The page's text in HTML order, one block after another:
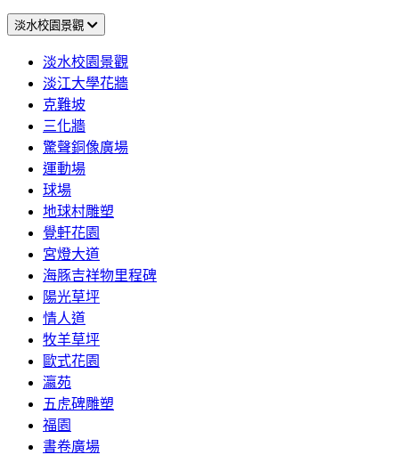
淡水校園景觀
淡水校園景觀
淡江大學花牆
克難坡
三化牆
驚聲銅像廣場
運動場
球場
地球村雕塑
覺軒花園
宮燈大道
海豚吉祥物里程碑
陽光草坪
情人道
牧羊草坪
歐式花園
瀛苑
五虎碑雕塑
福園
書卷廣場